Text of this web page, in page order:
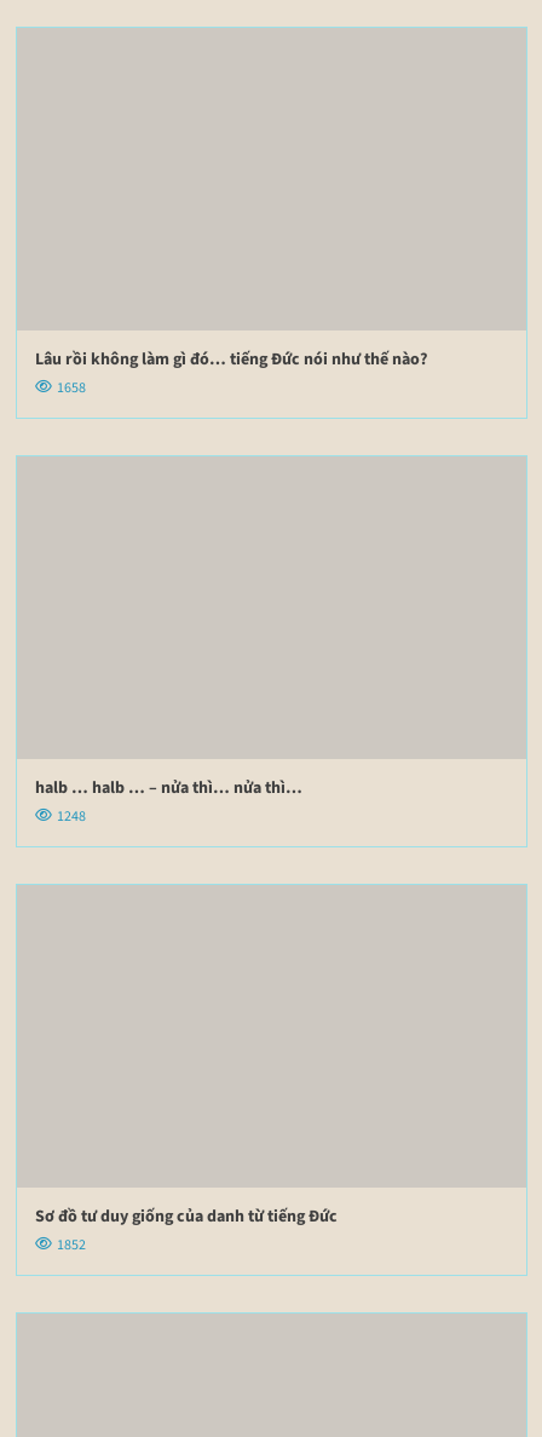
Lâu rồi không làm gì đó… tiếng Đức nói như thế nào?
1658
halb … halb … – nửa thì… nửa thì…
1248
Sơ đồ tư duy giống của danh từ tiếng Đức
1852